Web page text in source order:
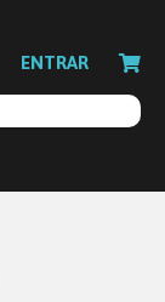
ENTRAR